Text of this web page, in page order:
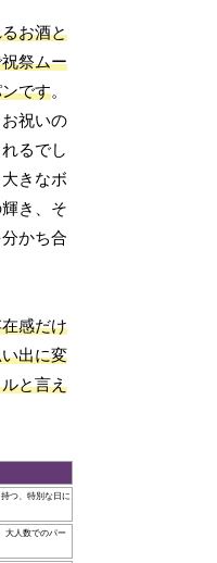
お酒と
祭ムー
です。
祝いの
るでし
きなボ
き、そ
かち合
感だけ
出に変
と言え
つ、特別な日に
大人数でのパー